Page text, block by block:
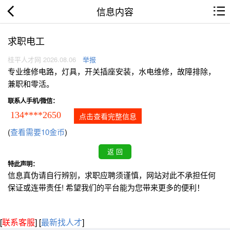
信息内容
求职电工
桂平人才网 2026.08.06 举报
专业维修电路，灯具，开关插座安装，水电维修，故障排除，
兼职和零活。
联系人手机/微信：
134****2650 点击查看完整信息
(查看需要10金币)
特此声明：
信息真伪请自行辨别，求职应聘须谨慎，网站对此不承担任何
保证或连带责任! 希望我们的平台能为您带来更多的便利！
[联系客服] [最新找人才]